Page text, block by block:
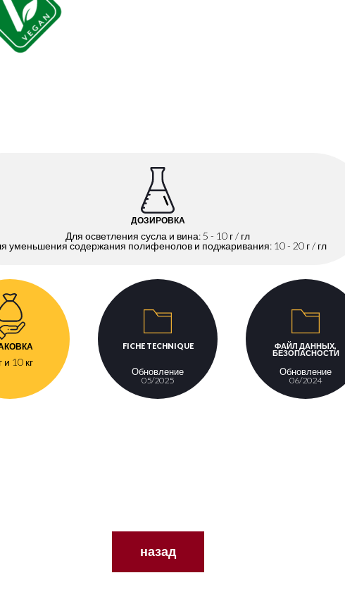
ДОЗИРОВКА
Для осветления сусла и вина: 5 - 10 г / гл
уменьшения содержания полифенолов и поджаривания: 10 - 20 г / гл
и 10 кг
FICHE TECHNIQUE
Обновление
05/2025
ФАЙЛ ДАННЫХ,
БЕЗОПАСНОСТИ
Обновление
06/2024
назад